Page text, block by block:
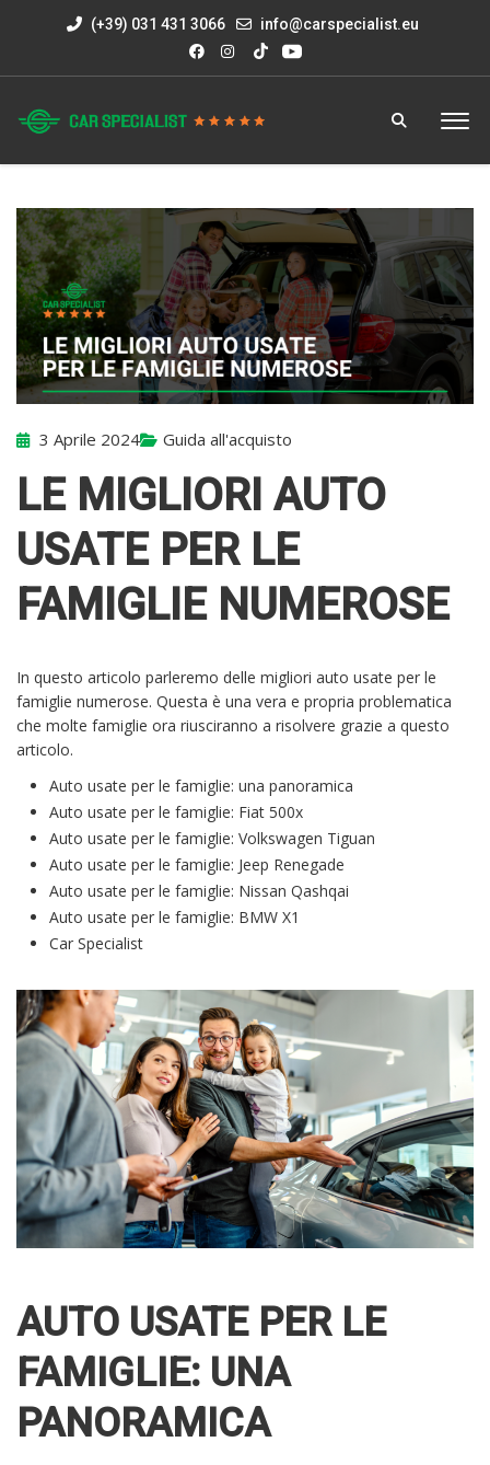
(+39) 031 431 3066 info@carspecialist.eu
3 Aprile 2024 Guida all'acquisto
LE MIGLIORI AUTO
USATE PER LE
FAMIGLIE NUMEROSE
In questo articolo parleremo delle migliori auto usate per le
famiglie numerose. Questa è una vera e propria problematica
che molte famiglie ora riusciranno a risolvere grazie a questo
articolo.
Auto usate per le famiglie: una panoramica
Auto usate per le famiglie: Fiat 500x
Auto usate per le famiglie: Volkswagen Tiguan
Auto usate per le famiglie: Jeep Renegade
Auto usate per le famiglie: Nissan Qashqai
Auto usate per le famiglie: BMW X1
Car Specialist
AUTO USATE PER LE
FAMIGLIE: UNA
PANORAMICA